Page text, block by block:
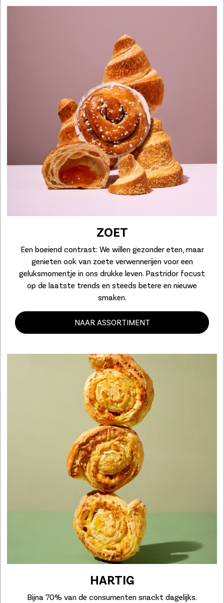
ZOET
Een boeiend contrast: We willen gezonder eten, maar
genieten ook van zoete verwennerijen voor een
geluksmomentje in ons drukke leven. Pastridor focust
op de laatste trends en steeds betere en nieuwe
smaken.
NAAR ASSORTIMENT
HARTIG
Bijna 70% van de consumenten snackt dagelijks.